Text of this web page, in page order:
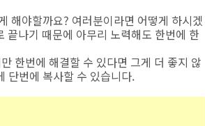
해야할까요? 여러분이라면 어떻게 하시겠
나기 때문에 아무리 노력해도 한번에 한
한번에 해결할 수 있다면 그게 더 좋지 않
단번에 복사할 수 있습니다.